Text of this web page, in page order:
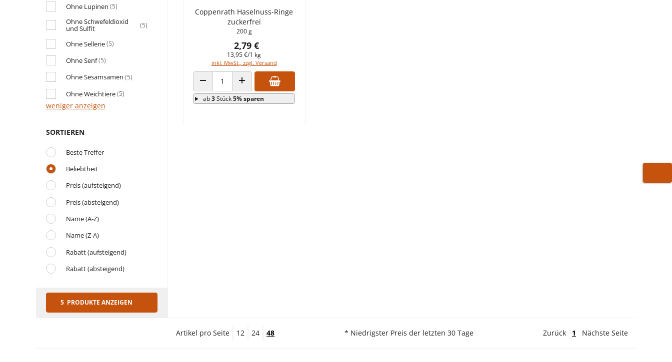
Ohne Lupinen (5)
Ohne Schwefeldioxid
und Sulfit (5)
Ohne Sellerie(5)
Ohne Senf(5)
Ohne Sesamsamen (5)
Ohne Weichtiere(5)
weniger anzeigen
SORTIEREN
Beste Treffer
Beliebtheit
Preis (aufsteigend)
Preis (absteigend)
Name (A-Z)
Name (Z-A)
Rabatt (aufsteigend)
Rabatt (absteigend)
5 PRODUKTE ANZEIGEN
Coppenrath Haselnuss-Ringe
zuckerfrei
200 g
2,79 €
13,95 €/1 kg
inkl. MwSt., zzgl. Versand
ANZAHL VERRINGERNANZAHL ERHÖHEN
ab3Stück5% sparen
Artikel pro Seite 12 24 48 * Niedrigster Preis der letzten 30 Tage Zurück 1 Nächste Seite